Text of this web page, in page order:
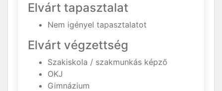
Elvárt tapasztalat
Nem igényel tapasztalatot
Elvárt végzettség
Szakiskola / szakmunkás képző
OKJ
Gimnázium